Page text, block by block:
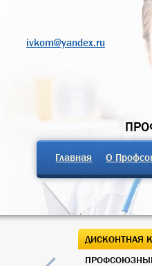
ivkom@yandex.ru
Главная О
ДИСКОНТНАЯ